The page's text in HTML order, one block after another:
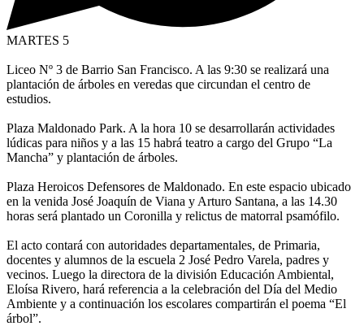
MARTES 5
Liceo Nº 3 de Barrio San Francisco. A las 9:30 se realizará una
plantación de árboles en veredas que circundan el centro de
estudios.
Plaza Maldonado Park. A la hora 10 se desarrollarán actividades
lúdicas para niños y a las 15 habrá teatro a cargo del Grupo “La
Mancha” y plantación de árboles.
Plaza Heroicos Defensores de Maldonado. En este espacio ubicado
en la venida José Joaquín de Viana y Arturo Santana, a las 14.30
horas será plantado un Coronilla y relictus de matorral psamófilo.
El acto contará con autoridades departamentales, de Primaria,
docentes y alumnos de la escuela 2 José Pedro Varela, padres y
vecinos. Luego la directora de la división Educación Ambiental,
Eloísa Rivero, hará referencia a la celebración del Día del Medio
Ambiente y a continuación los escolares compartirán el poema “El
árbol”.